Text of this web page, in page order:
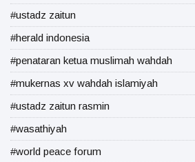
#ustadz zaitun
#herald indonesia
#penataran ketua muslimah wahdah
#mukernas xv wahdah islamiyah
#ustadz zaitun rasmin
#wasathiyah
#world peace forum